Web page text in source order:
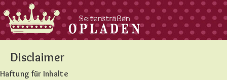
Disclaimer
Haftung für Inhalte